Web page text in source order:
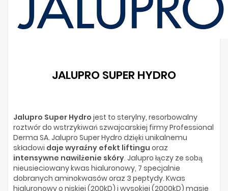
JALUPRO SUPER HYDRO
Jalupro Super Hydro jest to sterylny, resorbowalny
roztwór do wstrzykiwań szwajcarskiej firmy Professional
Derma SA. Jalupro Super Hydro dzięki unikalnemu
składowi daje wyraźny efekt liftingu oraz
intensywne nawilżenie skóry. Jalupro łączy ze sobą
nieusieciowany kwas hialuronowy, 7 specjalnie
dobranych aminokwasów oraz 3 peptydy. Kwas
hialuronowy o niskiej (200kD) i wysokiej (2000kD) masie